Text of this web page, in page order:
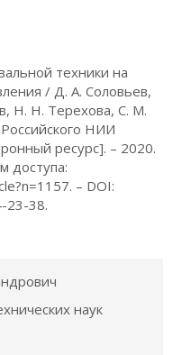
техники на
/ Д. А. Соловьев,
Н. Н. Терехова, С. М.
НИИ
ресурс]. – 2020.
доступа:
– DOI:
23-38.
наук